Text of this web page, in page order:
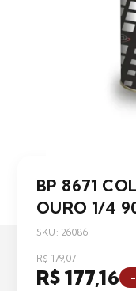
BP 8671
OURO 1/4
SKU: 26086
R$ 179,07
R$ 177,16